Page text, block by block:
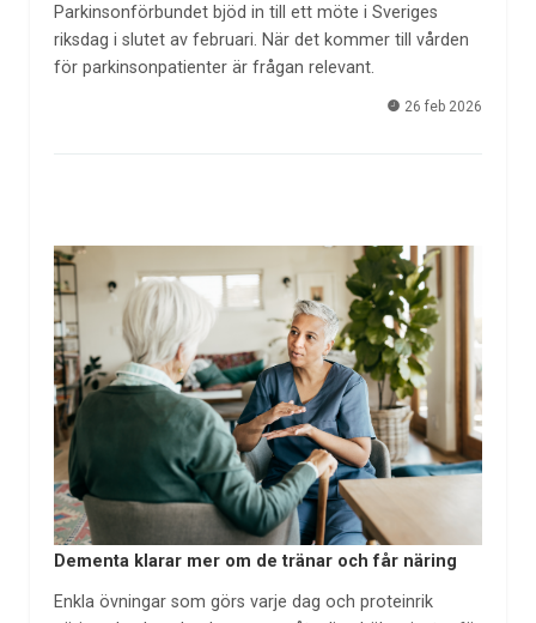
Parkinsonförbundet bjöd in till ett möte i Sveriges
riksdag i slutet av februari. När det kommer till vården
för parkinsonpatienter är frågan relevant.
26 feb 2026
Dementa klarar mer om de tränar och får näring
Enkla övningar som görs varje dag och proteinrik